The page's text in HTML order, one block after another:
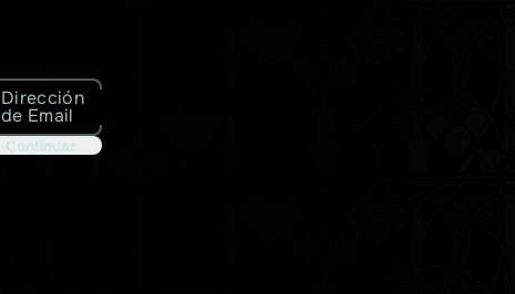
Dirección
de Email
Continuar